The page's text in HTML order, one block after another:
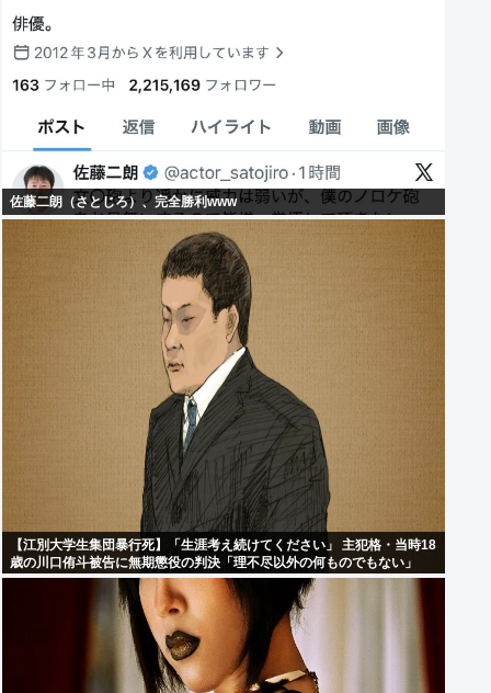
佐藤二朗（さとじろ）、完全勝利www
【江別大学生集団暴行死】「生涯考え続けてください」 主犯格・当時18
歳の川口侑斗被告に無期懲役の判決「理不尽以外の何ものでもない」